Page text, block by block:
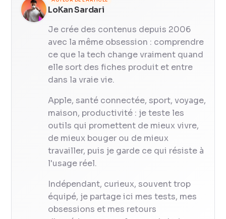
LoKan Sardari
Je crée des contenus depuis 2006
avec la même obsession : comprendre
ce que la tech change vraiment quand
elle sort des fiches produit et entre
dans la vraie vie.
Apple, santé connectée, sport, voyage,
maison, productivité : je teste les
outils qui promettent de mieux vivre,
de mieux bouger ou de mieux
travailler, puis je garde ce qui résiste à
l'usage réel.
Indépendant, curieux, souvent trop
équipé, je partage ici mes tests, mes
obsessions et mes retours